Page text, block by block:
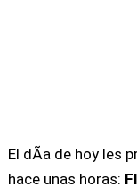
El dÃ­a de hoy les
hace unas horas: